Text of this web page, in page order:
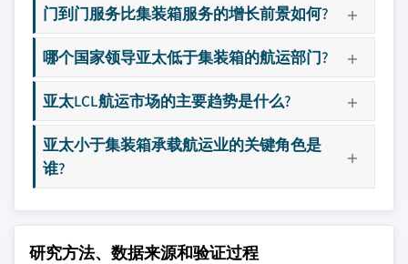
门到门服务比集装箱服务的增长前景如何?
哪个国家领导亚太低于集装箱的航运部门?
亚太LCL航运市场的主要趋势是什么?
亚太小于集装箱承载航运业的关键角色是
谁?
研究方法、数据来源和验证过程